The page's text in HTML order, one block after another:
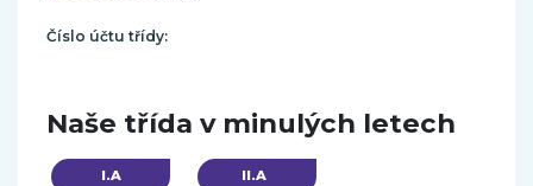
Číslo účtu třídy:
Naše třída v minulých letech
I.A II.A